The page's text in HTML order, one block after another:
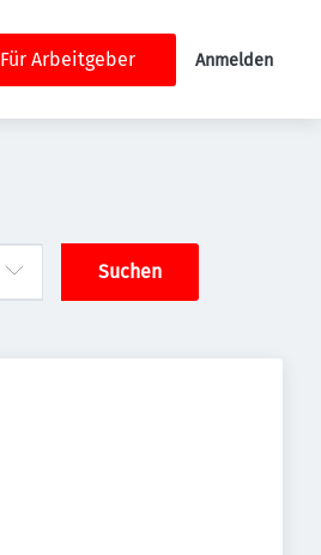
Für Arbeitgeber Anmelden
Suchen